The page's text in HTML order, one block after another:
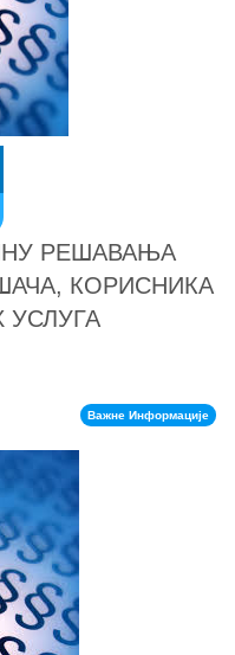
РЕШАВАЊА
КОРИСНИКА
Важне Информације